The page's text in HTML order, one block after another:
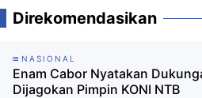
Direkomendasikan
NASIONAL
Enam Cabor Nyatakan
Dijagokan Pimpin KONI NTB